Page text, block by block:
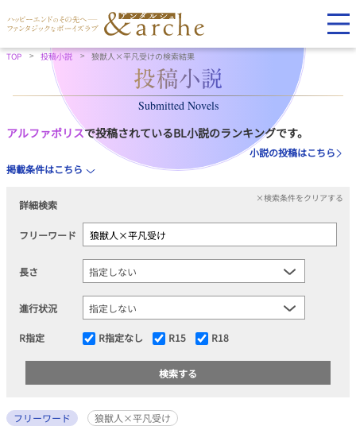
TOP 投稿小説 狼獣人×平凡受けの検索結果
Submitted Novels
アルファポリスで投稿されているBL小説のランキングです。
小説の投稿はこちら
掲載条件はこちら
詳細検索
×検索条件をクリアする
フリーワード
長さ
進行状況
R指定 R指定なし R15 R18
フリーワード
狼獣人×平凡受け